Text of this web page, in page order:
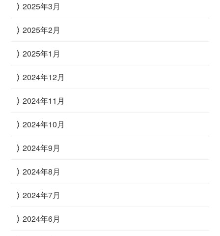
2025年3月
2025年2月
2025年1月
2024年12月
2024年11月
2024年10月
2024年9月
2024年8月
2024年7月
2024年6月